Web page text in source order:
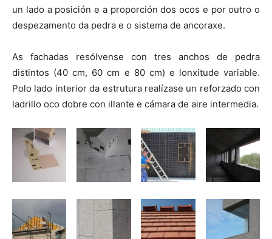
un lado a posición e a proporción dos ocos e por outro o
despezamento da pedra e o sistema de ancoraxe.
As fachadas resólvense con tres anchos de pedra
distintos (40 cm, 60 cm e 80 cm) e lonxitude variable.
Polo lado interior da estrutura realízase un reforzado con
ladrillo oco dobre con illante e cámara de aire intermedia.